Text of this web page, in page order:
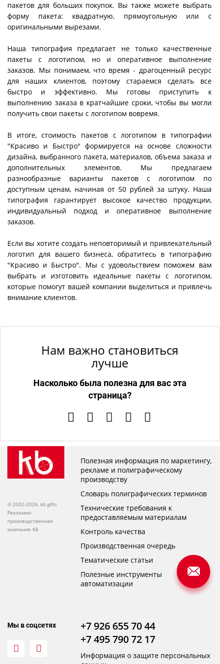
пакетов для больших покупок. Вы также можете выбрать
форму пакета: квадратную, прямоугольную или с
оригинальными вырезами.
Наша типография предлагает не только качественные
пакеты с логотипом, но и оперативное выполнение
заказов. Мы понимаем, что время - драгоценный ресурс
для наших клиентов, поэтому стараемся сделать все
быстро и эффективно. Мы готовы приступить к
выполнению заказа в кратчайшие сроки, чтобы вы могли
получить свои пакеты с логотипом вовремя.
В итоге, стоимость пакетов с логотипом в типографии
"Красиво и Быстро" формируется на основе сложности
дизайна, выбранного пакета, материалов, объема заказа и
дополнительных элементов. Мы предлагаем
разнообразные варианты пакетов с логотипом по
доступным ценам, начиная от 50 рублей за штуку. Наша
типография гарантирует высокое качество продукции,
индивидуальный подход и оперативное выполнение
заказов.
Если вы хотите создать неповторимый и привлекательный
логотип для вашего бизнеса, обратитесь в типографию
"Красиво и Быстро". Мы с удовольствием поможем вам
выбрать и изготовить идеальные пакеты с логотипом,
которые помогут вашей компании выделиться и привлечь
внимание клиентов.
Нам важно становиться
лучше
Насколько была полезна для вас эта
страница?
© 2002-2026, kb.gifts
Рекламно-
производственная
компания КБ
Полезная информация по маркетингу,
рекламе и полиграфическому
производству
Словарь полиграфических терминов
Технические требования к
предоставляемым материалам
Контроль качества
Производственная очередь
Тематические статьи
Полезные инструменты
автоматизации
Мы в соцсетях
+7 926 655 70 44
+7 495 790 72 17
Информация о защите персональных